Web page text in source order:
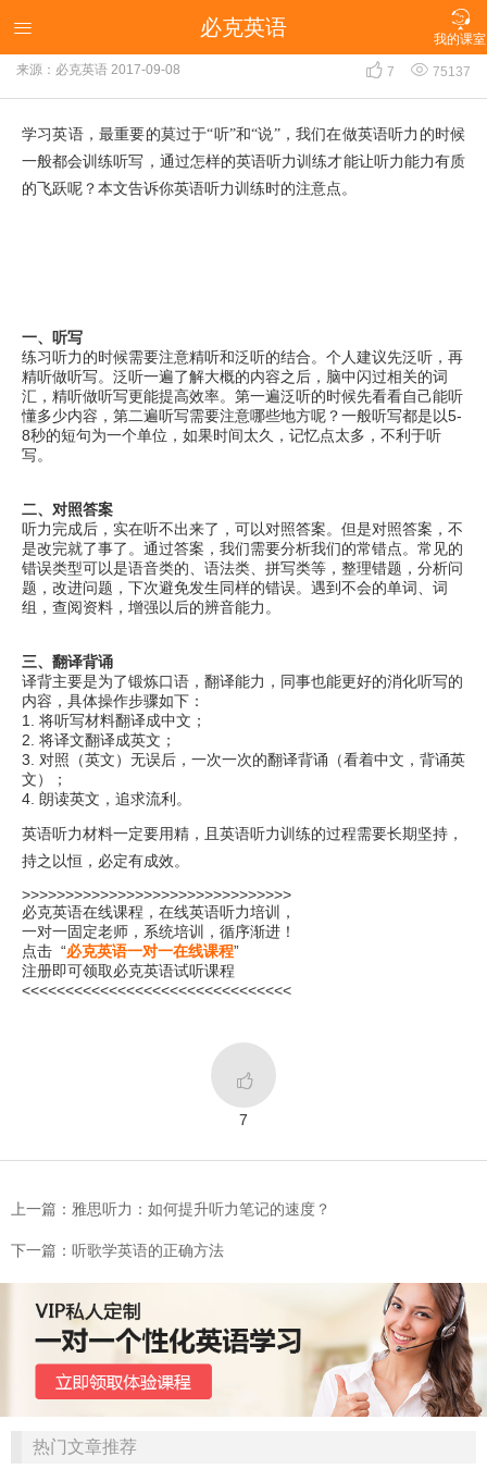

我的课室
 必克英语
英语听力有什么好的训练方法？
来源：必克英语 2017-09-08  7  75137
学习英语，最重要的莫过于“听”和“说”，我们在做英语听力的时候
一般都会训练听写，通过怎样的英语听力训练才能让听力能力有质
的飞跃呢？本文告诉你英语听力训练时的注意点。
一、听写
练习听力的时候需要注意精听和泛听的结合。个人建议先泛听，再
精听做听写。泛听一遍了解大概的内容之后，脑中闪过相关的词
汇，精听做听写更能提高效率。第一遍泛听的时候先看看自己能听
懂多少内容，第二遍听写需要注意哪些地方呢？一般听写都是以5-
8秒的短句为一个单位，如果时间太久，记忆点太多，不利于听
写。
二、对照答案
听力完成后，实在听不出来了，可以对照答案。但是对照答案，不
是改完就了事了。通过答案，我们需要分析我们的常错点。常见的
错误类型可以是语音类的、语法类、拼写类等，整理错题，分析问
题，改进问题，下次避免发生同样的错误。遇到不会的单词、词
组，查阅资料，增强以后的辨音能力。
三、翻译背诵
译背主要是为了锻炼口语，翻译能力，同事也能更好的消化听写的
内容，具体操作步骤如下：
1. 将听写材料翻译成中文；
2. 将译文翻译成英文；
3. 对照（英文）无误后，一次一次的翻译背诵（看着中文，背诵英
文）；
4. 朗读英文，追求流利。
英语听力材料一定要用精，且英语听力训练的过程需要长期坚持，
持之以恒，必定有成效。
>>>>>>>>>>>>>>>>>>>>>>>>>>>>>>>
必克英语在线课程，在线英语听力培训，
一对一固定老师，系统培训，循序渐进！
点击 “必克英语一对一在线课程”
注册即可领取必克英语试听课程
<<<<<<<<<<<<<<<<<<<<<<<<<<<<<<<

7
上一篇：雅思听力：如何提升听力笔记的速度？
下一篇：听歌学英语的正确方法
热门文章推荐